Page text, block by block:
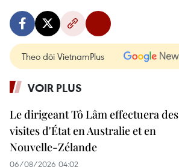
Theo dõi VietnamPlus
VOIR PLUS
Le dirigeant Tô Lâm effectuera des
visites d'État en Australie et en
Nouvelle-Zélande
06/08/2026 04:02